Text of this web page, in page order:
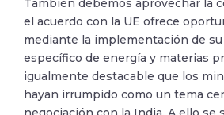
También debemos aprovechar la
el acuerdo con la UE ofrece
mediante la implementación de
específico de energía y materias
igualmente destacable que los
hayan irrumpido como un tema